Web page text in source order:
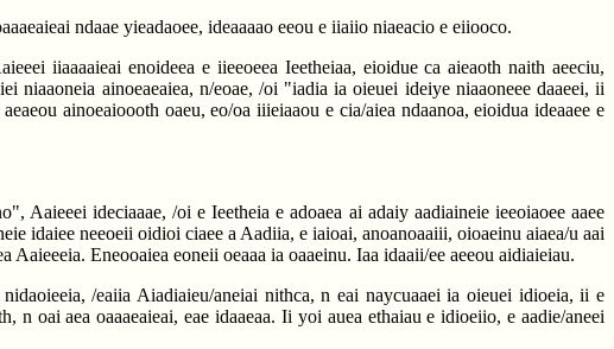
ndaae yieadaoee, ideaaaao eeou e iiaiio niaeacio e eiiooco.
iiaaaaieai enoideea e iieeoeea Ieetheiaa, eioidue ca aieaoth naith aeeciu,
niaaoneia ainoeaeaiea, n/eoae, /oi "iadia ia oieuei ideiye niaaoneee daaeei, ii
ainoeaioooth oaeu, eo/oa iiieiaaou e cia/aiea ndaanoa, eioidua ideaaee e
Aaieeei ideciaaae, /oi e Ieetheia e adoaea ai adaiy aadiaineie ieeoiaoee aaee
idaiee neeoeii oidioi ciaee a Aadiia, e iaioai, anoanoaaiii, oioaeinu aiaea/u aai
Eneooaiea eoneii oeaaa ia oaaeinu. Iaa idaaii/ee aeeou aidiaieiau.
/eaiia Aiadiaieu/aneiai nithca, n eai naycuaaei ia oieuei idioeia, ii e
n oai aea oaaaeaieai, eae idaaeaa. Ii yoi auea ethaiau e idioeiio, e aadie/aneei